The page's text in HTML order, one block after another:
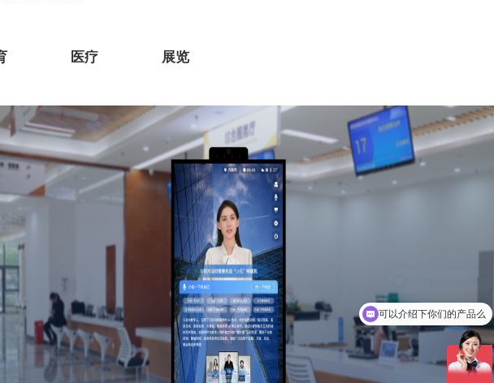
医疗 展览
可以介绍下你们的产品么